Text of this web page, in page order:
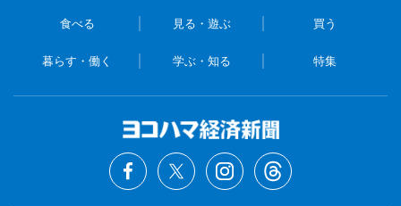
食べる 見る・遊ぶ 買う
暮らす・働く 学ぶ・知る 特集